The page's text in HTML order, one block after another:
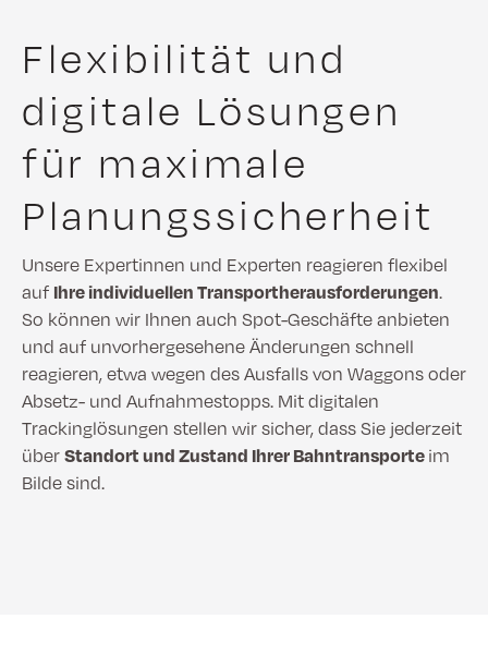
Flexibilität und
digitale Lösungen
für maximale
Planungssicherheit
Unsere Expertinnen und Experten reagieren flexibel
auf Ihre individuellen Transportherausforderungen.
So können wir Ihnen auch Spot-Geschäfte anbieten
und auf unvorhergesehene Änderungen schnell
reagieren, etwa wegen des Ausfalls von Waggons oder
Absetz- und Aufnahmestopps. Mit digitalen
Trackinglösungen stellen wir sicher, dass Sie jederzeit
überStandort und Zustand Ihrer Bahntransporteim
Bilde sind.